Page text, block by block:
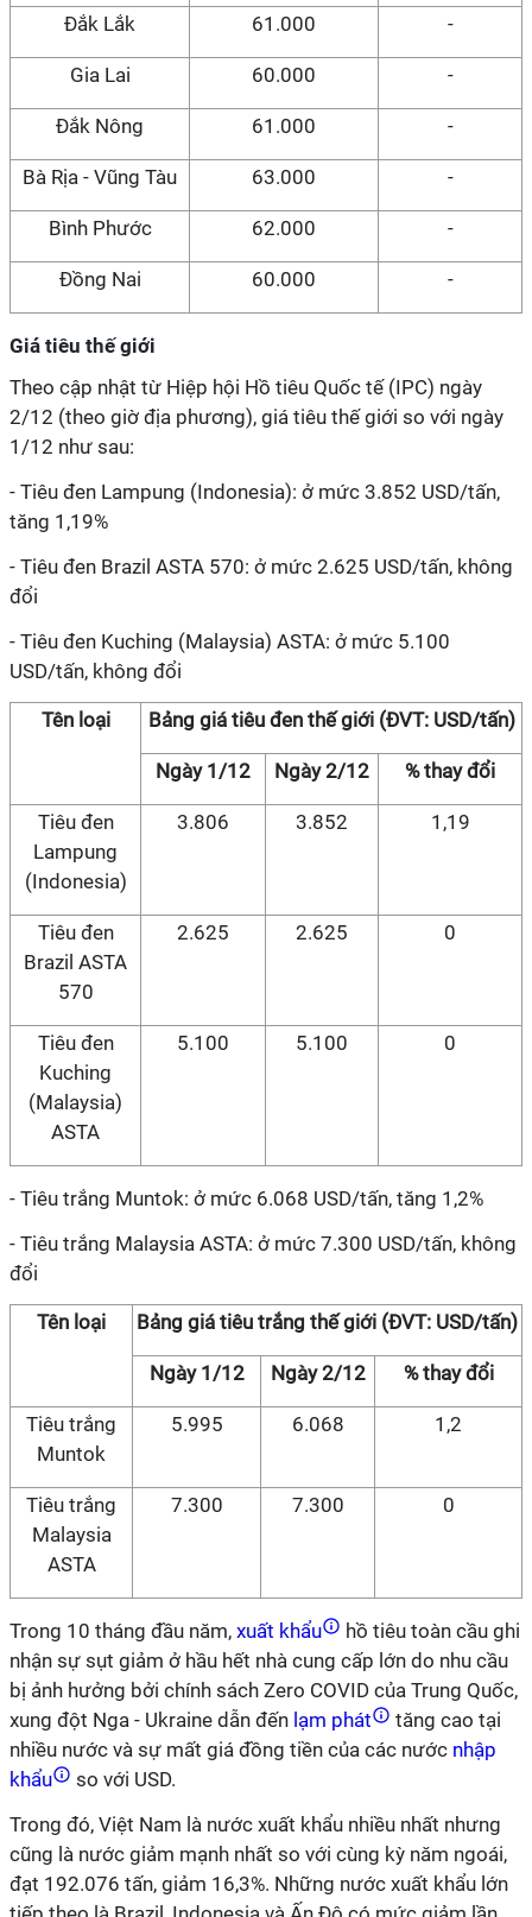
Đắk Lắk 61.000 -
Gia Lai 60.000 -
Đắk Nông 61.000 -
Bà Rịa - Vũng Tàu 63.000 -
Bình Phước 62.000 -
Đồng Nai 60.000 -
Giá tiêu thế giới
Theo cập nhật từ Hiệp hội Hồ tiêu Quốc tế (IPC) ngày
2/12 (theo giờ địa phương), giá tiêu thế giới so với ngày
1/12 như sau:
- Tiêu đen Lampung (Indonesia): ở mức 3.852 USD/tấn,
tăng 1,19%
- Tiêu đen Brazil ASTA 570: ở mức 2.625 USD/tấn, không
đổi
- Tiêu đen Kuching (Malaysia) ASTA: ở mức 5.100
USD/tấn, không đổi
Tên loại Bảng giá tiêu đen thế giới (ĐVT: USD/tấn)
Ngày 1/12 Ngày 2/12 % thay đổi
Tiêu đen
Lampung
(Indonesia)
3.806 3.852 1,19
Tiêu đen
Brazil ASTA
570
2.625 2.625 0
Tiêu đen
Kuching
(Malaysia)
ASTA
5.100 5.100 0
- Tiêu trắng Muntok: ở mức 6.068 USD/tấn, tăng 1,2%
- Tiêu trắng Malaysia ASTA: ở mức 7.300 USD/tấn, không
đổi
Tên loại Bảng giá tiêu trắng thế giới (ĐVT: USD/tấn)
Ngày 1/12 Ngày 2/12 % thay đổi
Tiêu trắng
Muntok
5.995 6.068 1,2
Tiêu trắng
Malaysia
ASTA
7.300 7.300 0
Trong 10 tháng đầu năm, xuất khẩu
hồ tiêu toàn cầu ghi
nhận sự sụt giảm ở hầu hết nhà cung cấp lớn do nhu cầu
bị ảnh hưởng bởi chính sách Zero COVID của Trung Quốc,
xung đột Nga - Ukraine dẫn đến lạm phát
tăng cao tại
nhiều nước và sự mất giá đồng tiền của các nước nhập
khẩu
so với USD.
Trong đó, Việt Nam là nước xuất khẩu nhiều nhất nhưng
cũng là nước giảm mạnh nhất so với cùng kỳ năm ngoái,
đạt 192.076 tấn, giảm 16,3%. Những nước xuất khẩu lớn